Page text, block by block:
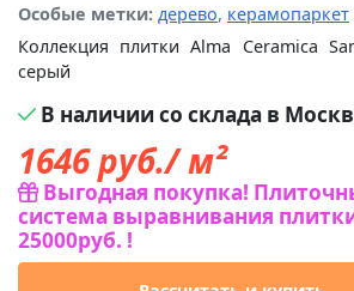
Особые метки: дерево, керамопаркет
Коллекция плитки Alma Ceramica
серый
В наличии со склада в
1646руб./ м²
Выгодная покупка!
система выравнивания
25000руб. !